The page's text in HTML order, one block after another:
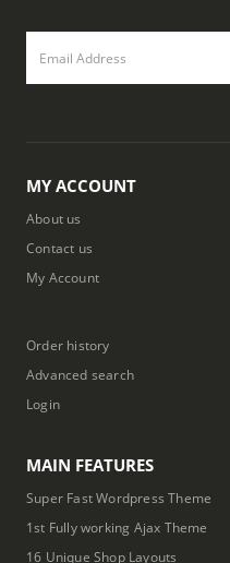
MY ACCOUNT
About us
Contact us
My Account
Order history
Advanced search
Login
MAIN FEATURES
Super Fast Wordpress Theme
1st Fully working Ajax Theme
16 Unique Shop Layouts